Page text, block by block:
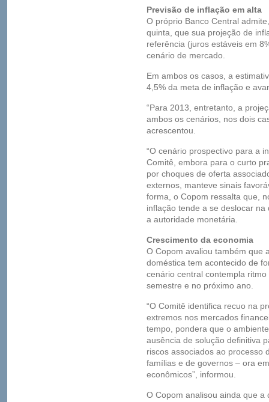
Previsão de inflação em alta
O próprio Banco Central
quinta, que sua projeção de
referência (juros estáveis em
cenário de mercado.
Em ambos os casos, a
4,5% da meta de inflação e
“Para 2013, entretanto, a
ambos os cenários, nos dois
acrescentou.
“O cenário prospectivo para a
Comitê, embora para o curto
por choques de oferta
externos, manteve sinais
forma, o Copom ressalta que,
inflação tende a se deslocar
a autoridade monetária.
Crescimento da economia
O Copom avaliou também que
doméstica tem acontecido de
cenário central contempla
semestre e no próximo ano.
“O Comitê identifica recuo na
extremos nos mercados
tempo, pondera que o
ausência de solução definitiva
riscos associados ao processo
famílias e de governos – ora
econômicos”, informou.
O Copom analisou ainda que